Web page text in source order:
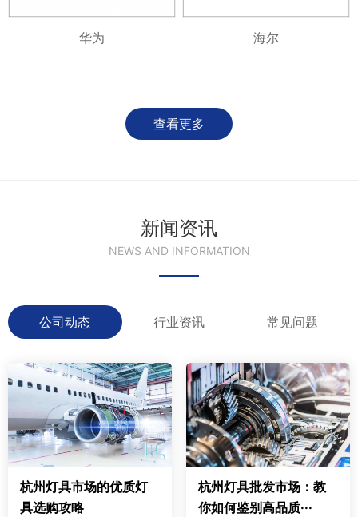
华为 海尔
查看更多
新闻资讯
NEWS AND INFORMATION
公司动态 行业资讯 常见问题
杭州灯具市场的优质灯
具选购攻略
杭州灯具批发市场：教
你如何鉴别高品质···